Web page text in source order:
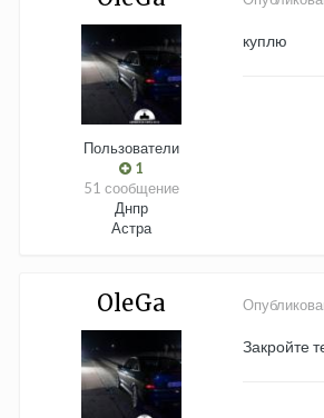
Пользователи
1
51 сообщение
Днпр
Астра
куплю
OleGa
Закройте